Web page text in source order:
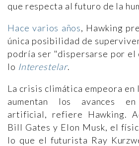
que respecta al futuro de la
Hace varios años, Hawking
única posibilidad de
podría ser "dispersarse por el
lo Interestelar.
La crisis climática empeora
aumentan los avances
artificial, refiere Hawking.
Bill Gates y Elon Musk, el
lo que el futurista Ray